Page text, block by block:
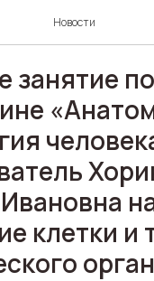
Новости
занятие по
клетки и